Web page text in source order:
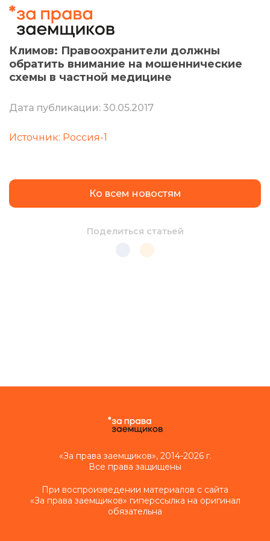
Климов: Правоохранители должны
обратить внимание на мошеннические
схемы в частной медицине
Дата публикации: 30.05.2017
Источник: Россия-1
Ко всем новостям
Поделиться статьей
«За права заемщиков», 2014-2026 г.
Все права защищены
При воспроизведении материалов с сайта
«За права заемщиков» гиперссылка на оригинал
обязательна